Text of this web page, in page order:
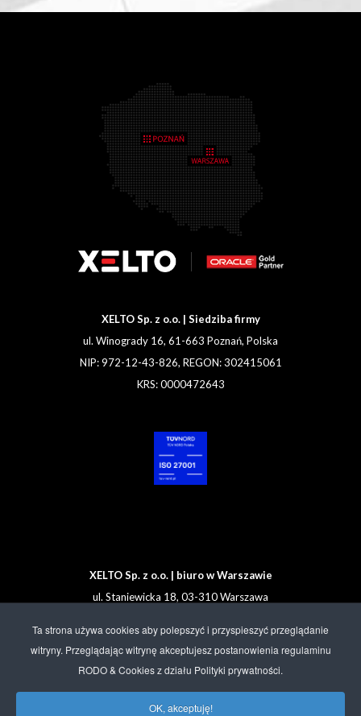
XELTO Sp. z o.o. | Siedziba firmy
ul. Winogrady 16, 61-663 Poznań, Polska
NIP: 972-12-43-826, REGON: 302415061
KRS: 0000472643
XELTO Sp. z o.o. | biuro w Warszawie
ul. Staniewicka 18, 03-310 Warszawa
Administracja:office@xelto.com
Ta strona używa cookies aby polepszyć i przyspieszyć przeglądanie
witryny. Przeglądając witrynę akceptujesz postanowienia regulaminu
RODO & Cookies z działu Polityki prywatności.
OK, akceptuję!